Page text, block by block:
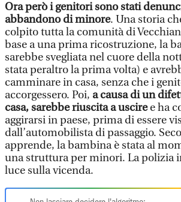
Ora però i genitori sono stati
abbandono di minore. Una storia
colpito tutta la comunità di
base a una prima ricostruzione, la
sarebbe svegliata nel cuore della
stata peraltro la prima volta) e
camminare in casa, senza che i
accorgessero. Poi, a causa di un
casa, sarebbe riuscita a usciree ha
aggirarsi in paese, prima di essere
dall’automobilista di passaggio.
apprende, la bambina è stata al
una struttura per minori. La polizia
luce sulla vicenda.